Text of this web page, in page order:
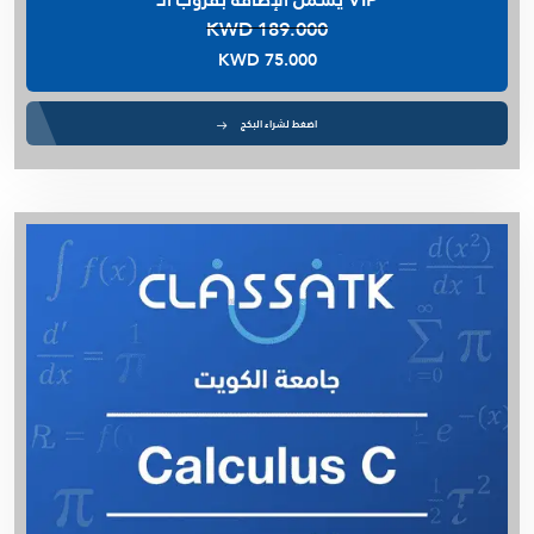
د. أمل السيد - Micro 105
Math 101 - Ashraf Rage - KCST
Calculus A - اشرف راجي - ASSU جامعة
أ. سالم الشمري - Fundamental
أ. سالم الشمري - Physics Rs 3
م . محمد يونس - Thermodynamics
كيمياء - الصف العاشر - الفصل الثاني
Calculus b - أ . اشرف راجي - AASU
Linear Circuit EE202 - MY Team
م. مريم الجدحي - Project Management - AM
رياضيات - الصف الحادي عشر - الفصل الثاني
Linear Algebra - AASU - اشرف راجي
د. أمل السيد - Biochemistry 315
فيزياء - الصف الثاني عشر - الفصل الثاني
فيزياء - الصف الحادي عشر - الفصل الثاني
Calculus C-IUK- ا.اشرف راجي
KWD 189.000
KWD 75.000
اضغط لشراء البكج